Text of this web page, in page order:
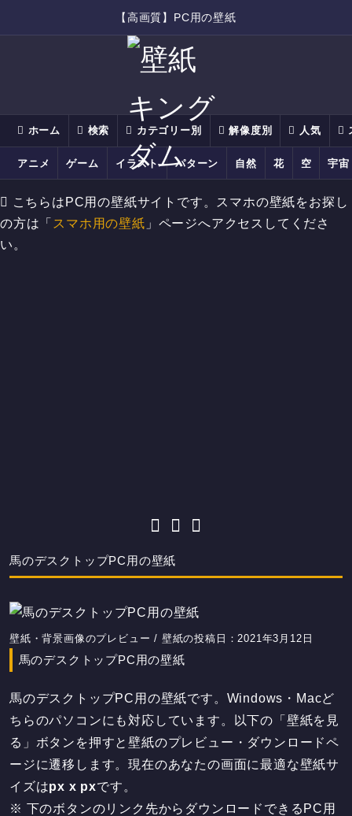
【高画質】PC用の壁紙
ホーム 検索 カテゴリー別 解像度別 人気
アニメ ゲーム イラスト パターン 自然 花 空 宇宙
こちらはPC用の壁紙サイトです。スマホの壁紙をお探し
の方は「 スマホ用の壁紙 」ページへアクセスしてくださ
い。
馬のデスクトップPC用の壁紙
壁紙・背景画像のプレビュー / 壁紙の投稿日：2021年3月12日
馬のデスクトップPC用の壁紙
馬のデスクトップPC用の壁紙です。Windows・Macど
ちらのパソコンにも対応しています。以下の「壁紙を見
る」ボタンを押すと壁紙のプレビュー・ダウンロードペ
ージに遷移します。現在のあなたの画面に最適な壁紙サ
イズはpx x pxです。
※ 下のボタンのリンク先からダウンロードできるPC用